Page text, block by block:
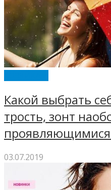
Какой выбрать
трость, зонт
проявляющимися
03.07.2019